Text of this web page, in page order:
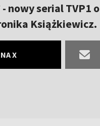
nowy serial TVP1 o
Książkiewicz.
X